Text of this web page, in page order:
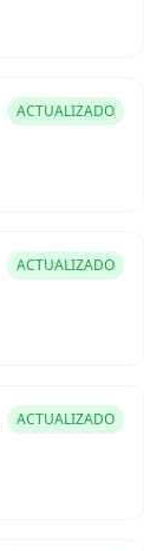
ACTUALIZADO
ACTUALIZADO
ACTUALIZADO